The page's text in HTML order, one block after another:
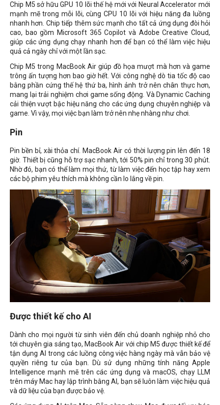
Chip M5 sở hữu GPU 10 lõi thế hệ mới với Neural Accelerator mới
mạnh mẽ trong mỗi lõi, cùng CPU 10 lõi với hiệu năng đa luồng
nhanh hơn. Chip tiếp thêm sức mạnh cho tất cả ứng dụng đòi hỏi
cao, bao gồm Microsoft 365 Copilot và Adobe Creative Cloud,
giúp các ứng dụng chạy nhanh hơn để bạn có thể làm việc hiệu
quả cả ngày chỉ với một lần sạc.
Chip M5 trong MacBook Air giúp đồ họa mượt mà hơn và game
trông ấn tượng hơn bao giờ hết. Với công nghệ dò tia tốc độ cao
bằng phần cứng thế hệ thứ ba, hình ảnh trở nên chân thực hơn,
mang lại trải nghiệm chơi game sống động. Và Dynamic Caching
cải thiện vượt bậc hiệu năng cho các ứng dụng chuyên nghiệp và
game. Vì vậy, mọi việc bạn làm trở nên nhẹ nhàng như chơi.
Pin
Pin bền bỉ, xài thỏa chí. MacBook Air có thời lượng pin lên đến 18
giờ. Thiết bị cũng hỗ trợ sạc nhanh, tới 50% pin chỉ trong 30 phút.
Nhờ đó, bạn có thể làm mọi thứ, từ làm việc đến học tập hay xem
các bộ phim yêu thích mà không cần lo lắng về pin.
Được thiết kế cho AI
Dành cho mọi người từ sinh viên đến chủ doanh nghiệp nhỏ cho
tới chuyên gia sáng tạo, MacBook Air với chip M5 được thiết kế để
tận dụng AI trong các luồng công việc hàng ngày mà vẫn bảo vệ
quyền riêng tư của bạn. Dù sử dụng những tính năng Apple
Intelligence mạnh mẽ trên các ứng dụng và macOS, chạy LLM
trên máy Mac hay lập trình bằng AI, bạn sẽ luôn làm việc hiệu quả
và dữ liệu của bạn được bảo vệ.